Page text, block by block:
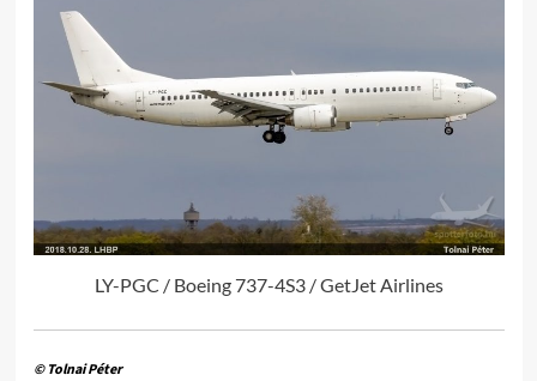
LY-PGC / Boeing 737-4S3 / GetJet Airlines
© Tolnai Péter